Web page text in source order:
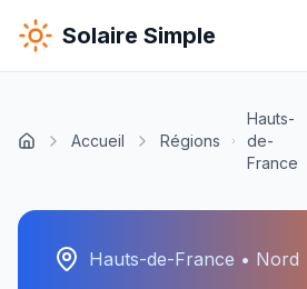
Solaire Simple
Accueil Régions
Hauts-
de-
France
Hauts-de-France • Nord